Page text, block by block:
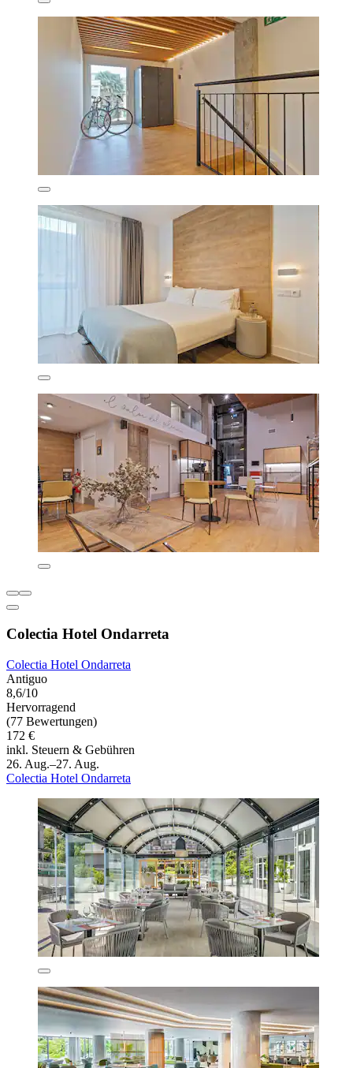
Colectia Hotel Ondarreta
Colectia Hotel Ondarreta
Antiguo
8,6/10
Hervorragend
(77 Bewertungen)
172 €
inkl. Steuern & Gebühren
26. Aug.–27. Aug.
Colectia Hotel Ondarreta